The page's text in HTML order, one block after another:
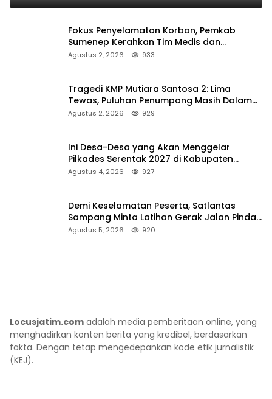
Fokus Penyelamatan Korban, Pemkab
Sumenep Kerahkan Tim Medis dan
Ambulans ke Pelabuhan Kalianget
Agustus 2, 2026 933
Tragedi KMP Mutiara Santosa 2: Lima
Tewas, Puluhan Penumpang Masih Dalam
Pencarian
Agustus 2, 2026 929
Ini Desa-Desa yang Akan Menggelar
Pilkades Serentak 2027 di Kabupaten
Sumenep
Agustus 4, 2026 927
Demi Keselamatan Peserta, Satlantas
Sampang Minta Latihan Gerak Jalan Pindah
ke Lokasi Aman
Agustus 5, 2026 920
Locusjatim.com adalah media pemberitaan online, yang
menghadirkan konten berita yang kredibel, berdasarkan
fakta. Dengan tetap mengedepankan kode etik jurnalistik
(KEJ).